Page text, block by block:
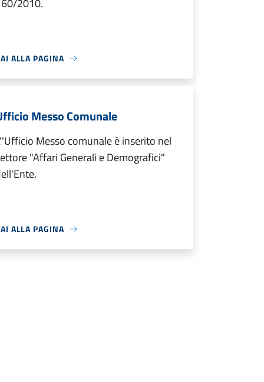
2010.
ALLA PAGINA
Messo Comunale
Messo comunale è inserito nel
"Affari Generali e Demografici"
ALLA PAGINA